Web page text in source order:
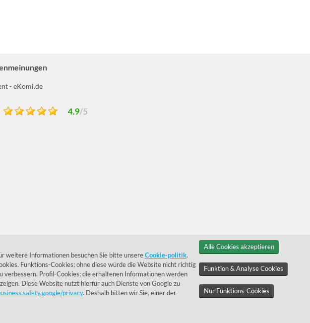
- eKomi.de
weitere Informationen besuchen Sie bitte unsereCookie-politik.
Funktions-Cookies; ohne diese würde die Website nicht richtig
Profil-Cookies; die erhaltenen Informationen werden
Diese Website nutzt hierfür auch Dienste von Google zu
privacy. Deshalb bitten wir Sie, einer der
Alle Cookies akzeptieren
Funktion & Analyse Cookies
Nur Funktions-Cookies